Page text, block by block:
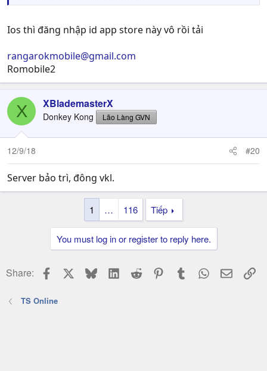
Ios thì đăng nhập id app store này vô rồi tải
rangarokmobile@gmail.com
Romobile2
X XBlademasterX
Donkey Kong Lão Làng GVN
12/9/18 #20
Server bảo trì, đông vkl.
1 … 116 Tiếp
You must log in or register to reply here.
Share: Facebook BlueskyLinkedIn
Reddit PinterestTumblr WhatsApp
Email
TS Online